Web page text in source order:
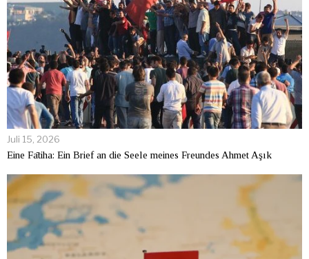
Juli 15, 2026
Eine Fātiha: Ein Brief an die Seele meines Freundes Ahmet Aşık